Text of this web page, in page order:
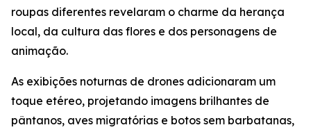
roupas diferentes revelaram o charme da herança
local, da cultura das flores e dos personagens de
animação.
As exibições noturnas de drones adicionaram um
toque etéreo, projetando imagens brilhantes de
pântanos, aves migratórias e botos sem barbatanas,